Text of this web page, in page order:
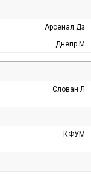
Арсенал Дз
Днепр М
Слован Л
КФУМ